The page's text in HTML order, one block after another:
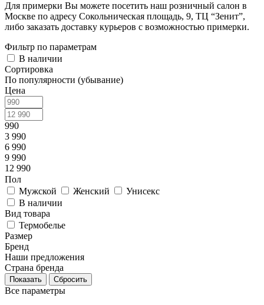
Для примерки Вы можете посетить наш розничный салон в
Москве по адресу Сокольническая площадь, 9, ТЦ “Зенит”,
либо заказать доставку курьеров с возможностью примерки.
Фильтр по параметрам
В наличии
Сортировка
По популярности (убывание)
Цена
990
3 990
6 990
9 990
12 990
Пол
Мужской
Женский
Унисекс
В наличии
Вид товара
Термобелье
Размер
Бренд
Наши предложения
Страна бренда
Сбросить
Все параметры